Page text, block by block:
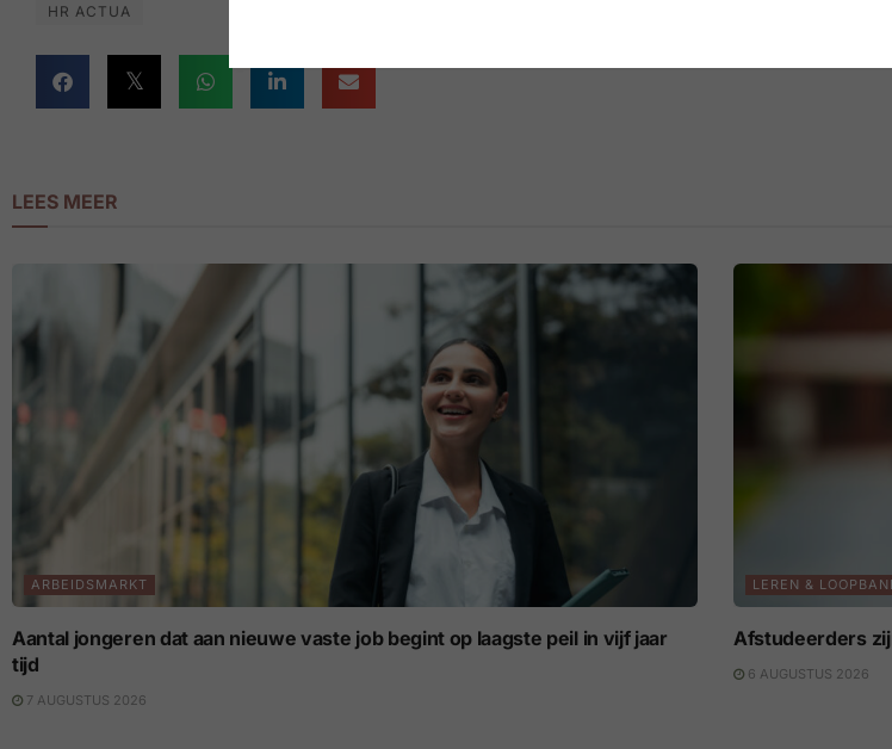
HR ACTUA
LEES MEER
ARBEIDSMARKT
Aantal jongeren dat aan nieuwe vaste job begint op laagste peil in vijf jaar
tijd
7 AUGUSTUS 2026
LEREN &
Afstudeerders
6 AUGUSTUS 2026